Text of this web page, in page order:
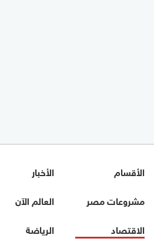
الأقسام
الأخبار
مشروعات مصر
العالم الآن
الاقتصاد
الرياضة